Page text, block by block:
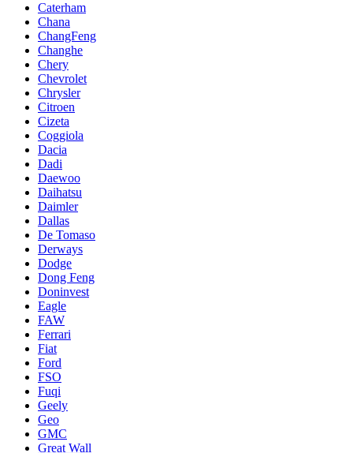
Caterham
Chana
ChangFeng
Changhe
Chery
Chevrolet
Chrysler
Citroen
Cizeta
Coggiola
Dacia
Dadi
Daewoo
Daihatsu
Daimler
Dallas
De Tomaso
Derways
Dodge
Dong Feng
Doninvest
Eagle
FAW
Ferrari
Fiat
Ford
FSO
Fuqi
Geely
Geo
GMC
Great Wall